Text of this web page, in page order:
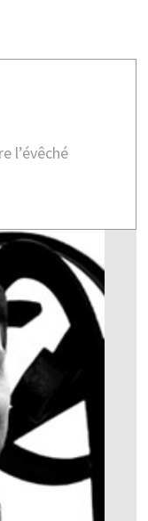
l’évêché